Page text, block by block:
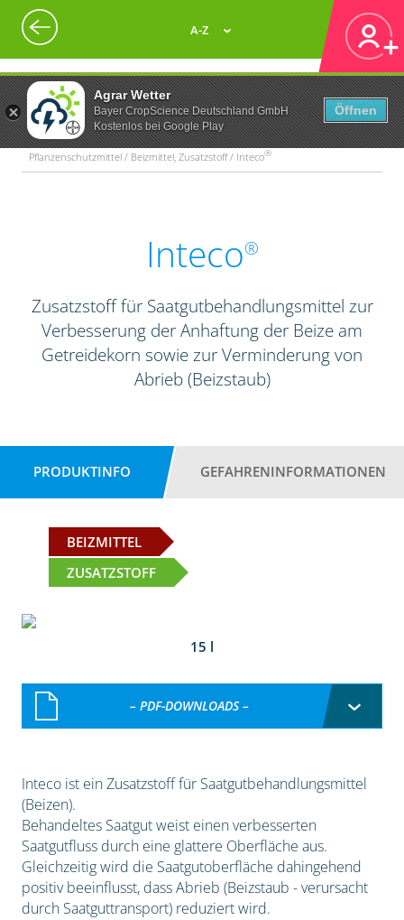
Agrar Wetter
Bayer CropScience Deutschland GmbH
Kostenlos bei Google Play
Öffnen
A-Z
Pflanzenschutzmittel / Beizmittel, Zusatzstoff / Inteco®
Inteco®
Zusatzstoff für Saatgutbehandlungsmittel zur
Verbesserung der Anhaftung der Beize am
Getreidekorn sowie zur Verminderung von
Abrieb (Beizstaub)
PRODUKTINFO GEFAHRENINFORMATIONEN
BEIZMITTEL
ZUSATZSTOFF
15 l
– PDF-DOWNLOADS –
Inteco ist ein Zusatzstoff für Saatgutbehandlungsmittel
(Beizen).
Behandeltes Saatgut weist einen verbesserten
Saatgutfluss durch eine glattere Oberfläche aus.
Gleichzeitig wird die Saatgutoberfläche dahingehend
positiv beeinflusst, dass Abrieb (Beizstaub - verursacht
durch Saatguttransport) reduziert wird.